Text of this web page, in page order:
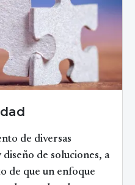
de diversas
diseño de soluciones, a
de que un enfoque